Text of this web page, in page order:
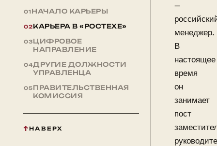
НАЧАЛО КАРЬЕРЫ
КАРЬЕРА В «РОСТЕХЕ»
ЦИФРОВОЕ
НАПРАВЛЕНИЕ
ДРУГИЕ ДОЛЖНОСТИ
УПРАВЛЕНЦА
ПРАВИТЕЛЬСТВЕННАЯ
КОМИССИЯ
НАВЕРХ
—
менеджер.
В
настоящее
время
он
занимает
пост